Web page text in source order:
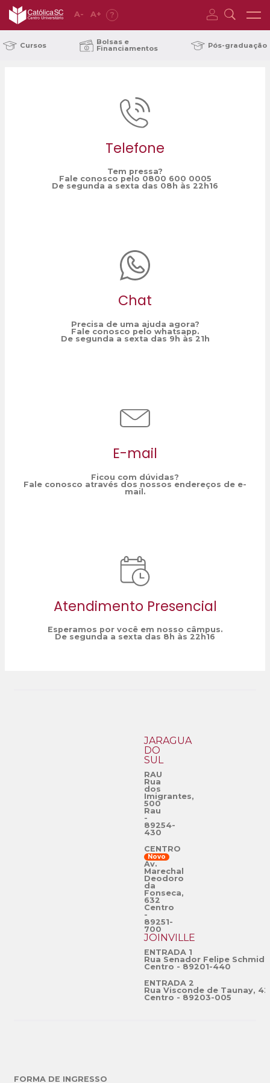
A- A+ ?
Cursos Bolsas e
Financiamentos Pós-graduação
Telefone
Tem pressa?
Fale conosco pelo 0800 600 0005
De segunda a sexta das 08h às 22h16
Chat
Precisa de uma ajuda agora?
Fale conosco pelo whatsapp.
De segunda a sexta das 9h às 21h
E-mail
Ficou com dúvidas?
Fale conosco através dos nossos endereços de e-
mail.
Atendimento Presencial
Esperamos por você em nosso câmpus.
De segunda a sexta das 8h às 22h16
JARAGUÁ
DO
SUL
RAU
Rua
dos
Imigrantes,
500
Rau
-
89254-
430
CENTRO
Novo
Av.
Marechal
Deodoro
da
Fonseca,
632
Centro
-
89251-
700
JOINVILLE
ENTRADA 1
Rua Senador Felipe
Centro - 89201-440
ENTRADA 2
Rua Visconde de Taunay,
Centro - 89203-005
FORMA DE INGRESSO